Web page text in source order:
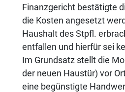
Finanzgericht bestätigte
die Kosten angesetzt
Haushalt des Stpfl.
entfallen und hierfür sei
Im Grundsatz stellt die
der neuen Haustür) vor
eine begünstigte